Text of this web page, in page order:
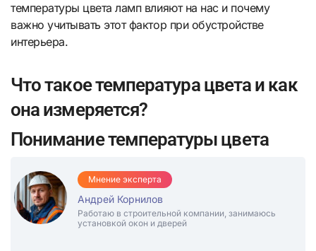
температуры цвета ламп влияют на нас и почему
важно учитывать этот фактор при обустройстве
интерьера.
Что такое температура цвета и как
она измеряется?
Понимание температуры цвета
Мнение эксперта
Андрей Корнилов
Работаю в строительной компании, занимаюсь
установкой окон и дверей